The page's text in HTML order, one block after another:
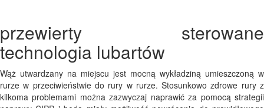
przewierty sterowane
technologia lubartów
Wąż utwardzany na miejscu jest mocną wykładziną umieszczoną w
rurze w przeciwieństwie do rury w rurze. Stosunkowo zdrowe rury z
kilkoma problemami można zazwyczaj naprawić za pomocą strategii